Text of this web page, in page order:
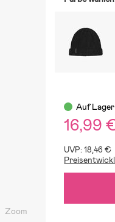
Zoom
Auf Lager
16,99
UVP: 18,46 €